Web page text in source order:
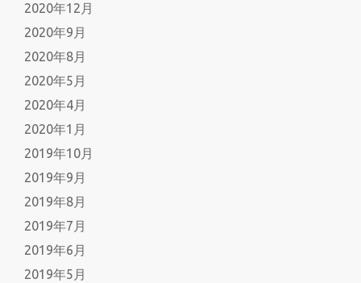
2020年12月
2020年9月
2020年8月
2020年5月
2020年4月
2020年1月
2019年10月
2019年9月
2019年8月
2019年7月
2019年6月
2019年5月